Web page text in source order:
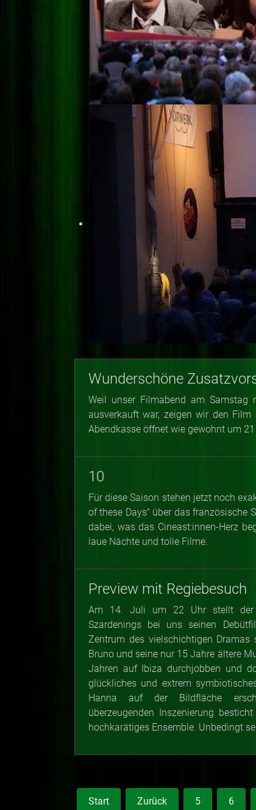
Wunderschöne
Weil unser Filmabend am Samstag
ausverkauft war, zeigen wir den
Abendkasse öffnet wie gewohnt um
10
Für diese Saison stehen jetzt noch
of these Days" über das französische
dabei, was das Cineast:innen-Herz
laue Nächte und tolle Filme.
Preview mit Regiebesuch
Am 14. Juli um 22 Uhr stellt der
Szardenings bei uns seinen
Zentrum des vielschichtigen Dramas
Bruno und seine nur 15 Jahre ältere
Jahren auf Ibiza durchjobben und
glückliches und extrem
Hanna auf der Bildfläche
überzeugenden Inszenierung
hochkarätiges Ensemble. Unbedingt
Start Zurück 5 6